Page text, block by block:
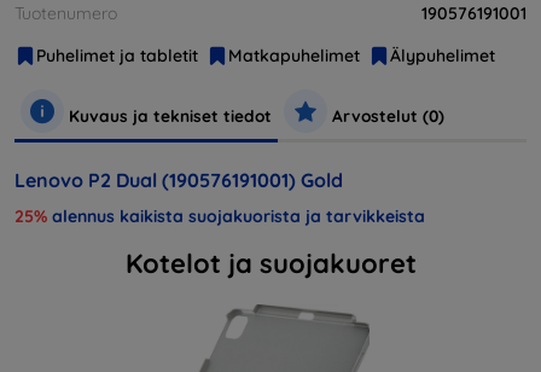
Tuotenumero
190576191001
Puhelimet ja tabletit
Matkapuhelimet Älypuhelimet
Kuvaus ja tekniset tiedot Arvostelut (0)
Lenovo P2 Dual (190576191001) Gold
25% alennus kaikista suojakuorista ja tarvikkeista
Kotelot ja suojakuoret